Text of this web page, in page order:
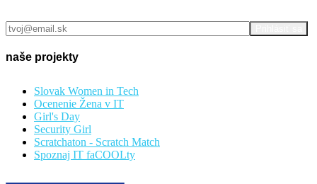
naše projekty
Slovak Women in Tech
Ocenenie Žena v IT
Girl's Day
Security Girl
Scratchaton - Scratch Match
Spoznaj IT faCOOLty